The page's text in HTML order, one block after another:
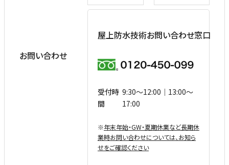
お問い合わせ
屋上防水技術お問い合わせ窓口
受付時
間
9:30〜12:00｜13:00〜
17:00
※年末年始・GW・夏期休業など⻑期休
業時お問い合わせについては、お知ら
せをご確認ください